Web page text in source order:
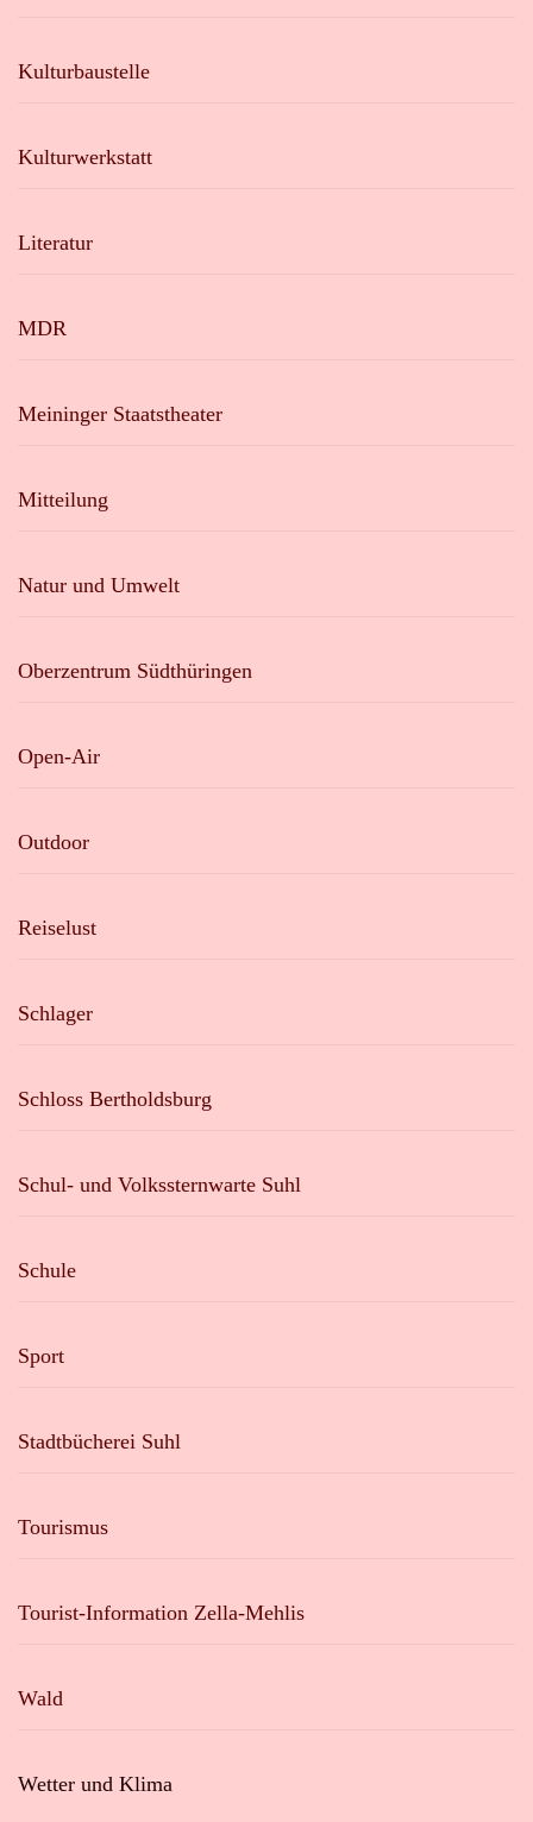
Kulturbaustelle
Kulturwerkstatt
Literatur
MDR
Meininger Staatstheater
Mitteilung
Natur und Umwelt
Oberzentrum Südthüringen
Open-Air
Outdoor
Reiselust
Schlager
Schloss Bertholdsburg
Schul- und Volkssternwarte Suhl
Schule
Sport
Stadtbücherei Suhl
Tourismus
Tourist-Information Zella-Mehlis
Wald
Wetter und Klima